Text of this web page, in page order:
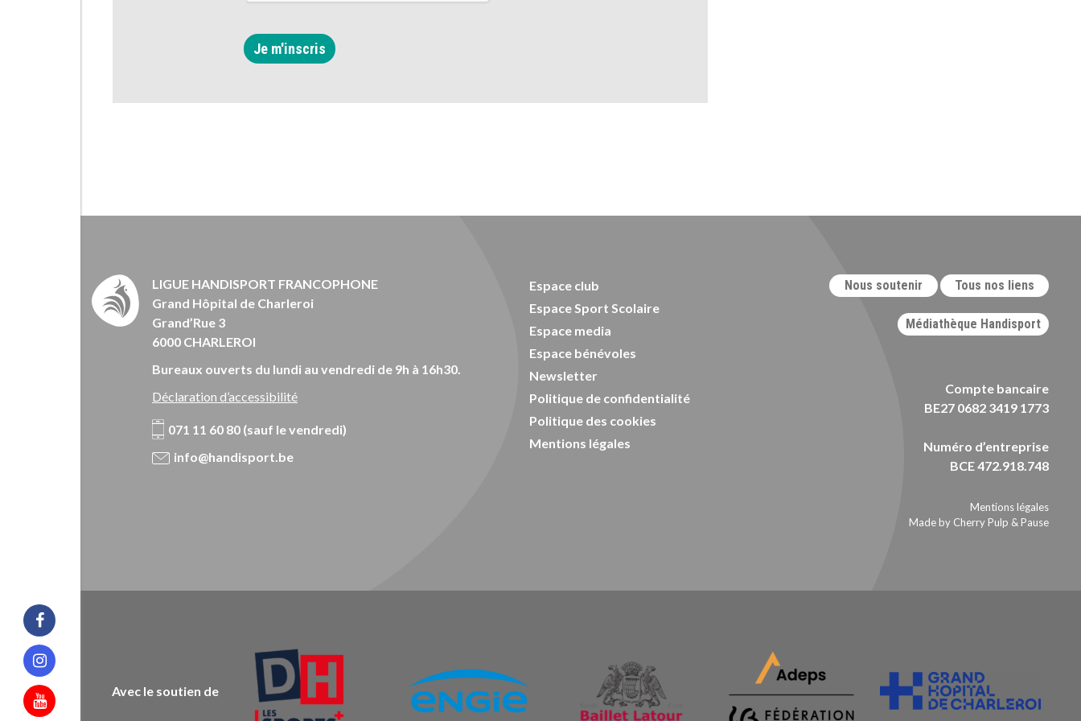
Facebook
Instagram
Je m'inscris
LIGUE HANDISPORT FRANCOPHONE
Grand Hôpital de Charleroi
Grand’Rue 3
6000 CHARLEROI
Bureaux ouverts du lundi au vendredi de 9h à 16h30.
Déclaration d’accessibilité
071 11 60 80 (sauf le vendredi)
info@handisport.be
Espace club
Espace Sport Scolaire
Espace media
Espace bénévoles
Newsletter
Politique de confidentialité
Politique des cookies
Mentions légales
Nous soutenir Tous nos liens
Médiathèque Handisport
Compte bancaire
BE27 0682 3419 1773
Numéro d’entreprise
BCE 472.918.748
Mentions légales
Made by Cherry Pulp & Pause
Avec le soutien de